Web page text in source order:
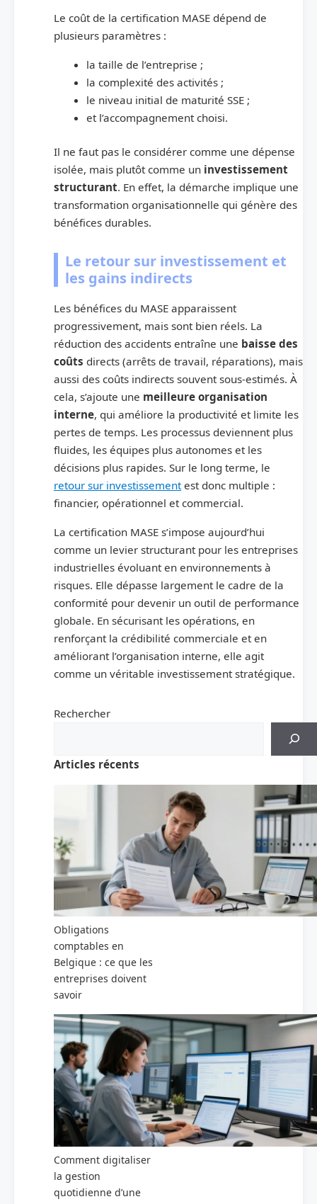
Le coût de la certification MASE dépend de
plusieurs paramètres :
la taille de l’entreprise ;
la complexité des activités ;
le niveau initial de maturité SSE ;
et l’accompagnement choisi.
Il ne faut pas le considérer comme une dépense
isolée, mais plutôt comme un investissement
structurant. En effet, la démarche implique une
transformation organisationnelle qui génère des
bénéfices durables.
Le retour sur investissement et
les gains indirects
Les bénéfices du MASE apparaissent
progressivement, mais sont bien réels. La
réduction des accidents entraîne une baisse des
coûts directs (arrêts de travail, réparations), mais
aussi des coûts indirects souvent sous-estimés. À
cela, s’ajoute une meilleure organisation
interne, qui améliore la productivité et limite les
pertes de temps. Les processus deviennent plus
fluides, les équipes plus autonomes et les
décisions plus rapides. Sur le long terme, le
retour sur investissementest donc multiple :
financier, opérationnel et commercial.
La certification MASE s’impose aujourd’hui
comme un levier structurant pour les entreprises
industrielles évoluant en environnements à
risques. Elle dépasse largement le cadre de la
conformité pour devenir un outil de performance
globale. En sécurisant les opérations, en
renforçant la crédibilité commerciale et en
améliorant l’organisation interne, elle agit
comme un véritable investissement stratégique.
Rechercher
Articles récents
Obligations
comptables en
Belgique : ce que les
entreprises doivent
savoir
Comment digitaliser
la gestion
quotidienne d’une